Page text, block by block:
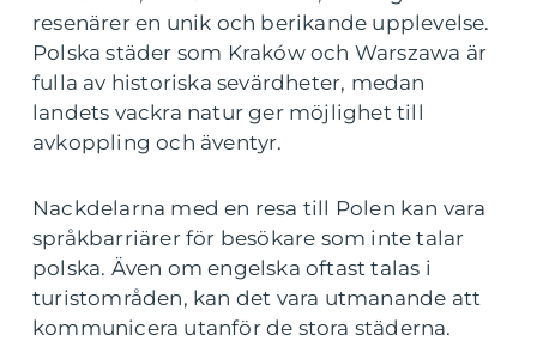
resenärer en unik och berikande upplevelse.
Polska städer som Kraków och Warszawa är
fulla av historiska sevärdheter, medan
landets vackra natur ger möjlighet till
avkoppling och äventyr.
Nackdelarna med en resa till Polen kan vara
språkbarriärer för besökare som inte talar
polska. Även om engelska oftast talas i
turistområden, kan det vara utmanande att
kommunicera utanför de stora städerna.